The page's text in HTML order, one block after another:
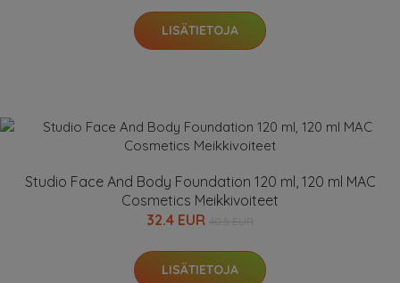
LISÄTIETOJA
Studio Face And Body Foundation 120 ml, 120 ml MAC
Cosmetics Meikkivoiteet
32.4 EUR
LISÄTIETOJA